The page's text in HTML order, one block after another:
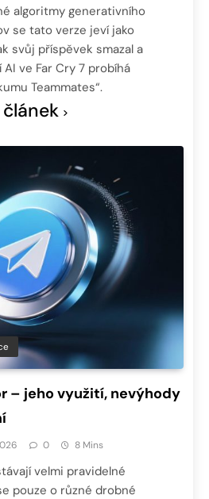
algoritmy generativního
se tato verze jeví jako
svůj příspěvek smazal a
ve Far Cry 7 probíhá
Teammates“.
– jeho využití, nevýhody
0 8 Mins
velmi pravidelné
pouze o různé drobné